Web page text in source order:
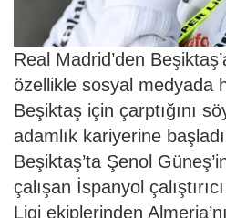
Real Madrid’den
özellikle sosyal medyada
Beşiktaş için çarptığını
adamlık kariyerine
Beşiktaş’ta Şenol
çalışan İspanyol
Ligi ekiplerinden